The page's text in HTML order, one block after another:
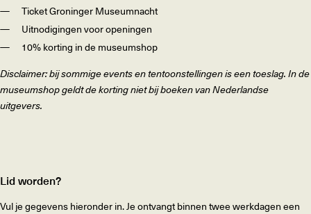
Ticket Groninger Museumnacht
Uitnodigingen voor openingen
10% korting in de museumshop
Disclaimer: bij sommige events en tentoonstellingen is een toeslag. In de
museumshop geldt de korting niet bij boeken van Nederlandse
uitgevers.
Lid worden?
Vul je gegevens hieronder in. Je ontvangt binnen twee werkdagen een